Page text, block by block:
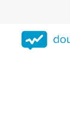
conteúdo
principal